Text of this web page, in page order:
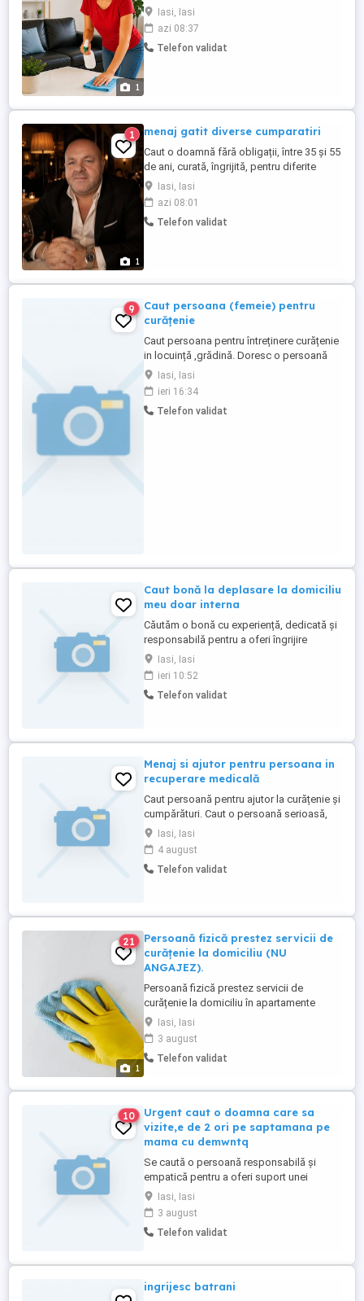
1
.
Iasi, Iasi
azi 08:37
Telefon validat
1
1 menaj gatit diverse cumparatiri
Caut o doamnă fără obligații, între 35 și 55
de ani, curată, îngrijită, pentru diferite
treburi casnice. Salariul și toate detaliile le
discutăm în timpul cunoașterii. Foarte
multă lume sună și întreabă de bani, dar
nimeni nu întreabă ce e de făcut... Așa că
Iasi, Iasi
azi 08:01
Telefon validat
9
Caut persoana (femeie) pentru
curățenie
Caut persoana pentru întreținere curățenie
in locuință ,grădină. Doresc o persoană
priceputa si la grădinărit (exclus
cosit).Dacă ați lucrat in seră este un
avantaj. Contract pentru minim 5 zile luna .
Achit pentru infiintare PFA, servicii
Iasi, Iasi
ieri 16:34
Telefon validat
Caut bonă la deplasare la domiciliu
meu doar interna
Căutăm o bonă cu experiență, dedicată și
responsabilă pentru a oferi îngrijire
copilului la domiciliul familiei noastre.
Candidata ideală trebuie să fie internă,
disponibilă pentru a locui temporar la
reședința noastră pe durata colaborării.
Iasi, Iasi
ieri 10:52
Telefon validat
Menaj si ajutor pentru persoana in
recuperare medicală
Caut persoană pentru ajutor la curățenie și
cumpărături. Caut o persoană serioasă,
empatică și de încredere pentru a ajuta o
persoană aflată în perioada de recuperare
medicală. Cumpărături de alimente
medicamente: de 2-3 ori pe săptămână (în
Iasi, Iasi
4 august
Telefon validat
1
21
Persoană fizică prestez servicii de
curățenie la domiciliu (NU
ANGAJEZ).
Persoană fizică prestez servicii de
curățenie la domiciliu în apartamente
(curățenie de întreținere) cu produsele
clientului Menționez că eu fac curățenie nu
angajez.
Iasi, Iasi
3 august
Telefon validat
10
Urgent caut o doamna care sa
vizite,e de 2 ori pe saptamana pe
mama cu demwntq
Se caută o persoană responsabilă și
empatică pentru a oferi suport unei
persoane vârstnice diagnosticate cu
demență. Activitățile principale vor include
vizite regulate, de două ori pe săptămână,
pentru a asigura companie, a monitoriza
în activitățile zilnice, ...
Iasi, Iasi
3 august
Telefon validat
ingrijesc batrani